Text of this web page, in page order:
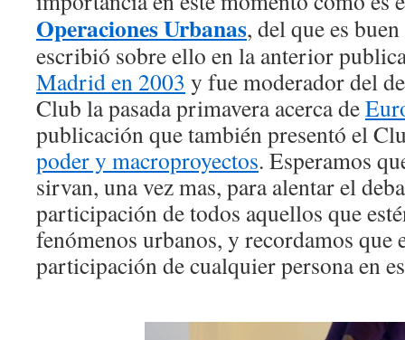
Operaciones Urbanas, del que es
escribió sobre ello en la anterior
Madrid en 2003 y fue moderador del
Club la pasada primavera acerca de
publicación que también presentó el
poder y macroproyectos. Esperamos
sirvan, una vez mas, para alentar el
participación de todos aquellos que
fenómenos urbanos, y recordamos que
participación de cualquier persona en